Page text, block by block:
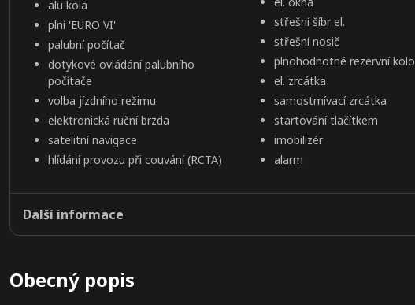
alu kola
plní 'EURO VI'
palubní počítač
dotykové ovládání palubního
počítače
volba jízdního režimu
elektronická ruční brzda
satelitní navigace
hlídání provozu při couvání (RCTA)
střešní šíbr el.
střešní nosič
plnohodnotné rezervní kolo
el. zrcátka
samostmívací zrcátka
startování tlačítkem
imobilizér
alarm
Další informace
Obecný popis